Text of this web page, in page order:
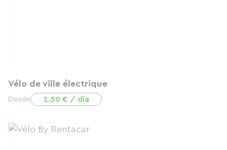
Vélo de ville électrique
Desde 2.50 € / día